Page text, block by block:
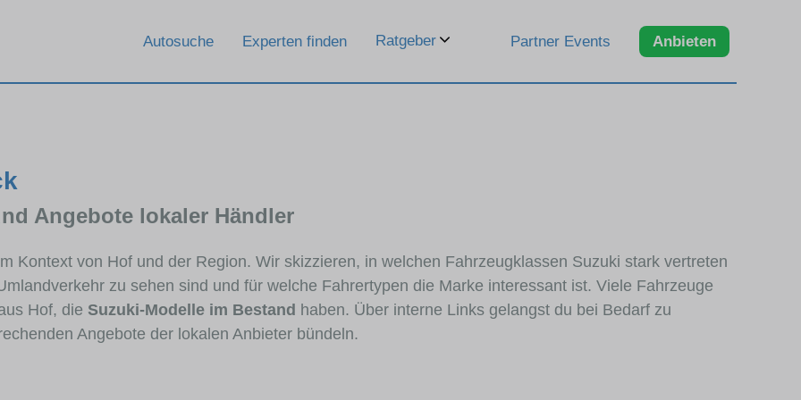
Autosuche Experten finden Ratgeber Partner Events Anbieten
Angebote lokaler Händler
Kontext von Hof und der Region. Wir skizzieren, in welchen Fahrzeugklassen Suzuki stark vertreten
zu sehen sind und für welche Fahrertypen die Marke interessant ist. Viele Fahrzeuge
Hof, die Suzuki-Modelle im Bestand haben. Über interne Links gelangst du bei Bedarf zu
Angebote der lokalen Anbieter bündeln.